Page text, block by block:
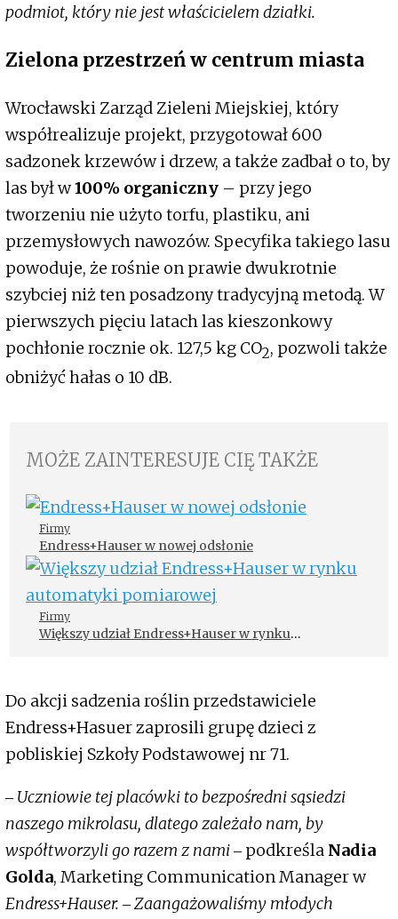
podmiot, który nie jest właścicielem działki.
Zielona przestrzeń w centrum miasta
Wrocławski Zarząd Zieleni Miejskiej, który
współrealizuje projekt, przygotował 600
sadzonek krzewów i drzew, a także zadbał o to, by
las był w100% organiczny – przy jego
tworzeniu nie użyto torfu, plastiku, ani
przemysłowych nawozów. Specyfika takiego lasu
powoduje, że rośnie on prawie dwukrotnie
szybciej niż ten posadzony tradycyjną metodą. W
pierwszych pięciu latach las kieszonkowy
pochłonie rocznie ok. 127,5 kg CO2, pozwoli także
obniżyć hałas o 10 dB.
MOŻE ZAINTERESUJE CIĘ TAKŻE
Firmy
Endress+Hauser w nowej odsłonie
Firmy
Większy udział Endress+Hauser w rynku
Do akcji sadzenia roślin przedstawiciele
Endress+Hasuer zaprosili grupę dzieci z
pobliskiej Szkoły Podstawowej nr 71.
‒Uczniowie tej placówki to bezpośredni sąsiedzi
naszego mikrolasu, dlatego zależało nam, by
współtworzyli go razem z nami‒ podkreśla Nadia
Golda, Marketing Communication Manager w
Endress+Hauser.‒Zaangażowaliśmy młodych